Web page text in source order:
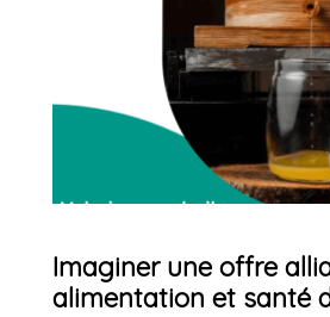
Imaginer une offre
alimentation et santé